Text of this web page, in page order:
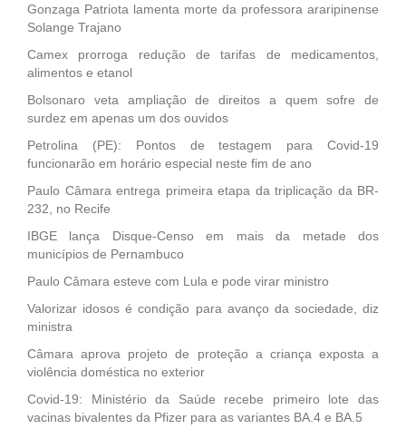
Gonzaga Patriota lamenta morte da professora araripinense
Solange Trajano
Camex prorroga redução de tarifas de medicamentos,
alimentos e etanol
Bolsonaro veta ampliação de direitos a quem sofre de
surdez em apenas um dos ouvidos
Petrolina (PE): Pontos de testagem para Covid-19
funcionarão em horário especial neste fim de ano
Paulo Câmara entrega primeira etapa da triplicação da BR-
232, no Recife
IBGE lança Disque-Censo em mais da metade dos
municípios de Pernambuco
Paulo Câmara esteve com Lula e pode virar ministro
Valorizar idosos é condição para avanço da sociedade, diz
ministra
Câmara aprova projeto de proteção a criança exposta a
violência doméstica no exterior
Covid-19: Ministério da Saúde recebe primeiro lote das
vacinas bivalentes da Pfizer para as variantes BA.4 e BA.5